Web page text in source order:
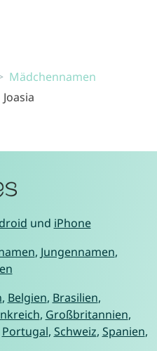
Mädchennamen
Joasia
und iPhone
, Jungennamen,
, Belgien, Brasilien,
, Großbritannien,
Portugal, Schweiz, Spanien,